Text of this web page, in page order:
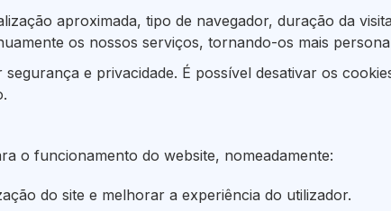
aproximada, tipo de navegador, duração da
os nossos serviços, tornando-os mais
e privacidade. É possível desativar os
o funcionamento do website, nomeadamente:
do site e melhorar a experiência do utilizador.